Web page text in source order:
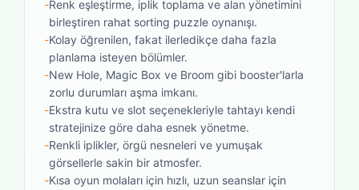
-Renk eşleştirme, iplik toplama ve alan yönetimini
birleştiren rahat sorting puzzle oynanışı.
-Kolay öğrenilen, fakat ilerledikçe daha fazla
planlama isteyen bölümler.
-New Hole, Magic Box ve Broom gibi booster'larla
zorlu durumları aşma imkanı.
-Ekstra kutu ve slot seçenekleriyle tahtayı kendi
stratejinize göre daha esnek yönetme.
-Renkli iplikler, örgü nesneleri ve yumuşak
görsellerle sakin bir atmosfer.
-Kısa oyun molaları için hızlı, uzun seanslar için